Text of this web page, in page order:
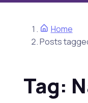
Home
Posts
Tag: